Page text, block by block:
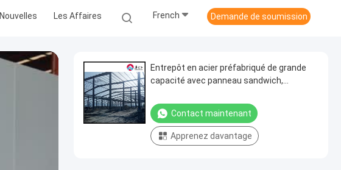
Nouvelles Les Affaires French Demande de soumission
Entrepôt en acier préfabriqué de grande
capacité avec panneau sandwich,
Contact maintenant
Apprenez davantage